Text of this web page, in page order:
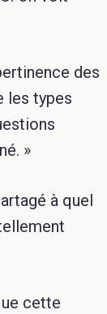
des
les types
»
à quel
cette